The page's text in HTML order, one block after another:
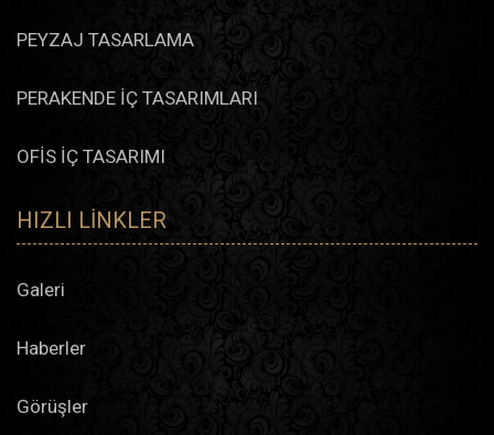
PEYZAJ TASARLAMA
PERAKENDE İÇ TASARIMLARI
OFİS İÇ TASARIMI
HIZLI LINKLER
Galeri
Haberler
Görüşler